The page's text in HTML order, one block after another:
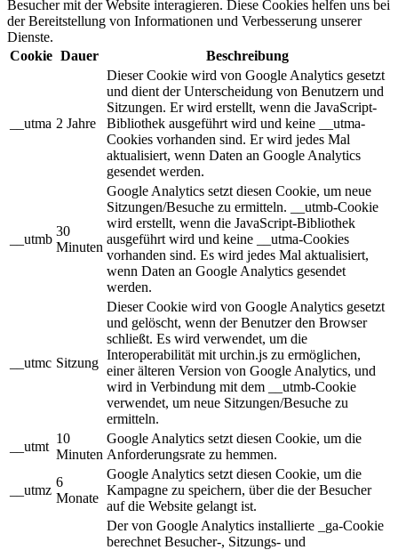
Besucher mit der Website interagieren. Diese Cookies helfen uns bei
der Bereitstellung von Informationen und Verbesserung unserer
Dienste.
Cookie Dauer Beschreibung
__utma 2 Jahre
Dieser Cookie wird von Google Analytics gesetzt
und dient der Unterscheidung von Benutzern und
Sitzungen. Er wird erstellt, wenn die JavaScript-
Bibliothek ausgeführt wird und keine __utma-
Cookies vorhanden sind. Er wird jedes Mal
aktualisiert, wenn Daten an Google Analytics
gesendet werden.
__utmb
30
Minuten
Google Analytics setzt diesen Cookie, um neue
Sitzungen/Besuche zu ermitteln. __utmb-Cookie
wird erstellt, wenn die JavaScript-Bibliothek
ausgeführt wird und keine __utma-Cookies
vorhanden sind. Es wird jedes Mal aktualisiert,
wenn Daten an Google Analytics gesendet
werden.
__utmc Sitzung
Dieser Cookie wird von Google Analytics gesetzt
und gelöscht, wenn der Benutzer den Browser
schließt. Es wird verwendet, um die
Interoperabilität mit urchin.js zu ermöglichen,
einer älteren Version von Google Analytics, und
wird in Verbindung mit dem __utmb-Cookie
verwendet, um neue Sitzungen/Besuche zu
ermitteln.
__utmt
10
Minuten
Google Analytics setzt diesen Cookie, um die
Anforderungsrate zu hemmen.
__utmz
6
Monate
Google Analytics setzt diesen Cookie, um die
Kampagne zu speichern, über die der Besucher
auf die Website gelangt ist.
Der von Google Analytics installierte _ga-Cookie
berechnet Besucher-, Sitzungs- und